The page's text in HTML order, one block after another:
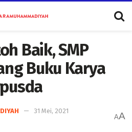
Baik, SMP
Buku Karya
31 Mei, 2021
AA